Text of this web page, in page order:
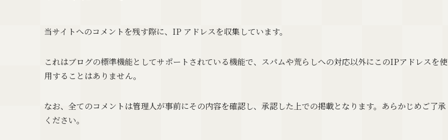
当サイトへのコメントを残す際に、IP アドレスを収集しています。
これはブログの標準機能としてサポートされている機能で、スパムや荒らしへの対応以外にこのIPアドレスを使
用することはありません。
なお、全てのコメントは管理人が事前にその内容を確認し、承認した上での掲載となります。あらかじめご了承
ください。